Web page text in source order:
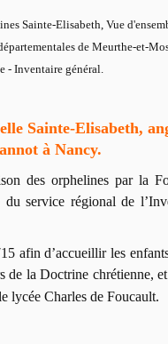
Sainte-Elisabeth, Vue
de Meurthe-et-
Inventaire général.
Sainte-Elisabeth,
à Nancy.
des orphelines par la
service régional de
afin d’accueillir les
de la Doctrine chrétienne,
lycée Charles de Foucault.